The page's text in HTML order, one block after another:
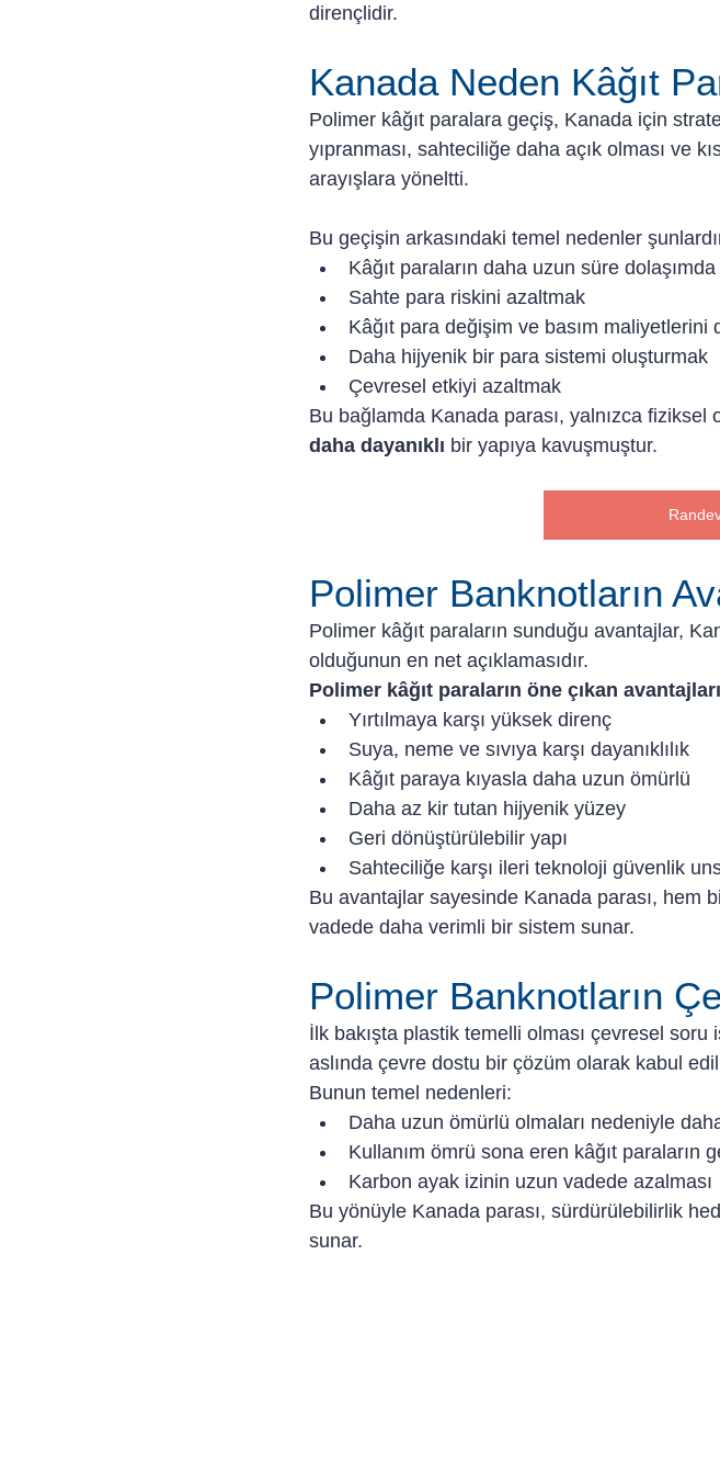
dirençlidir.
Kanada Neden Kâğıt
Polimer kâğıt paralara geçiş, Kanada için
yıpranması, sahteciliğe daha açık olması ve
arayışlara yöneltti.
Bu geçişin arkasındaki temel nedenler
Kâğıt paraların daha uzun süre
Sahte para riskini azaltmak
Kâğıt para değişim ve basım maliyetlerini
Daha hijyenik bir para sistemi oluşturmak
Çevresel etkiyi azaltmak
Bu bağlamda Kanada parası, yalnızca fiziksel
daha dayanıklı bir yapıya kavuşmuştur.
Polimer Banknotların
Polimer kâğıt paraların sunduğu avantajlar,
olduğunun en net açıklamasıdır.
Polimer kâğıt paraların öne çıkan
Yırtılmaya karşı yüksek direnç
Suya, neme ve sıvıya karşı dayanıklılık
Kâğıt paraya kıyasla daha uzun ömürlü
Daha az kir tutan hijyenik yüzey
Geri dönüştürülebilir yapı
Sahteciliğe karşı ileri teknoloji güvenlik
Bu avantajlar sayesinde Kanada parası, hem
vadede daha verimli bir sistem sunar.
Polimer Banknotların
İlk bakışta plastik temelli olması çevresel
aslında çevre dostu bir çözüm olarak kabul
Bunun temel nedenleri:
Daha uzun ömürlü olmaları nedeniyle
Kullanım ömrü sona eren kâğıt paraların
Karbon ayak izinin uzun vadede azalması
Bu yönüyle Kanada parası, sürdürülebilirlik
sunar.